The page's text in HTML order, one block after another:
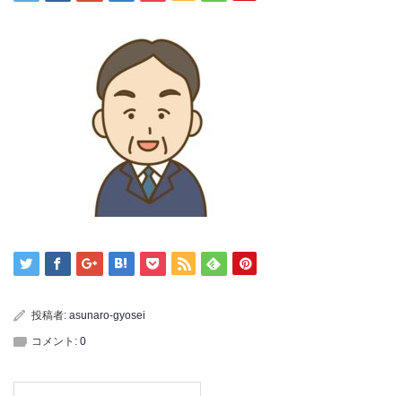
投稿者: asunaro-gyosei
コメント: 0